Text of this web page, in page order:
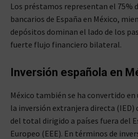
Los préstamos representan el 75%
bancarios de España en México,
depósitos dominan el lado de los
fuerte flujo financiero bilateral.
Inversión española en
México también se ha convertido
la inversión extranjera directa (IED)
del total dirigido a países fuera del
Europeo (EEE). En términos de